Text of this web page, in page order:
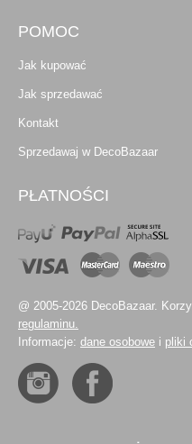
POMOC
Jak kupować
Jak sprzedawać
Kontakt
Sprzedawaj w DecoBazaar
PŁATNOŚCI
@ 2005-2026 DecoBazaar.
regulaminu.
Informacje: dane osobowe i pliki